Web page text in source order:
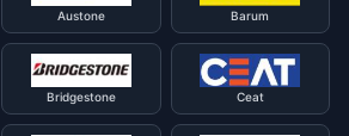
Austone
Barum
Bridgestone Ceat